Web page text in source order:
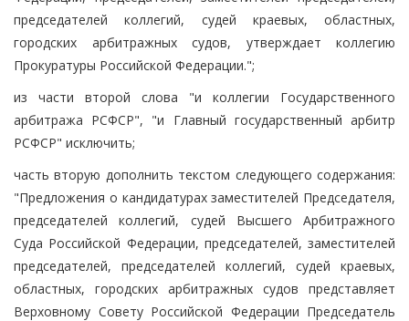
председателей коллегий, судей краевых, областных,
городских арбитражных судов, утверждает коллегию
Прокуратуры Российской Федерации.";
из части второй слова "и коллегии Государственного
арбитража РСФСР", "и Главный государственный арбитр
РСФСР" исключить;
часть вторую дополнить текстом следующего содержания:
"Предложения о кандидатурах заместителей Председателя,
председателей коллегий, судей Высшего Арбитражного
Суда Российской Федерации, председателей, заместителей
председателей, председателей коллегий, судей краевых,
областных, городских арбитражных судов представляет
Верховному Совету Российской Федерации Председатель